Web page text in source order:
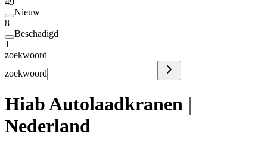
Nieuw
8
Beschadigd
1
zoekwoord
zoekwoord
Hiab Autolaadkranen |
Nederland